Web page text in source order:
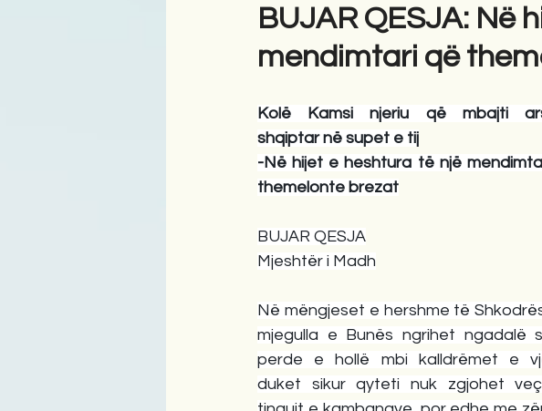
Antologji Poezi Tregime Novela
BUJAR QESJA: Në
mendimtari që
Kolë Kamsi njeriu që mbajti
shqiptar në supet e tij
-Në hijet e heshtura të një
themelonte brezat
BUJAR QESJA
Mjeshtër i Madh
Në mëngjeset e hershme të
mjegulla e Bunës ngrihet ngadalë
perde e hollë mbi kalldrëmet e
duket sikur qyteti nuk zgjohet